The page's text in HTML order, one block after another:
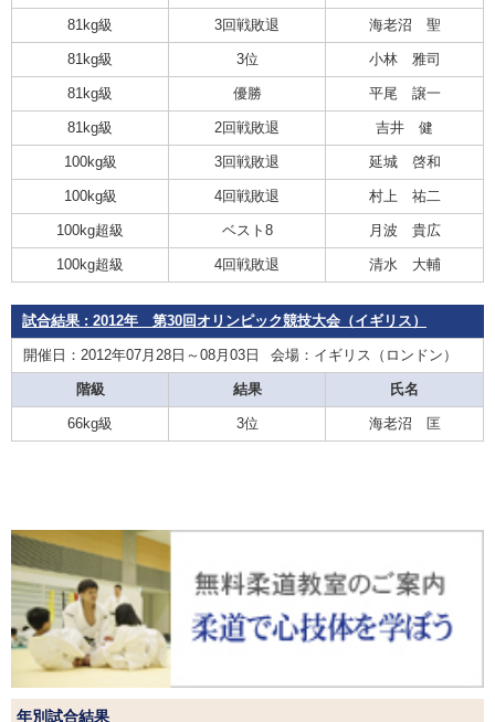
81kg級 3回戦敗退 海老沼 聖
81kg級 3位 小林 雅司
81kg級 優勝 平尾 譲一
81kg級 2回戦敗退 吉井 健
100kg級 3回戦敗退 延城 啓和
100kg級 4回戦敗退 村上 祐二
100kg超級 ベスト8 月波 貴広
100kg超級 4回戦敗退 清水 大輔
試合結果 : 2012年 第30回オリンピック競技大会（イギリス）
開催日：2012年07月28日～08月03日 会場：イギリス（ロンドン）
階級 結果 氏名
66kg級 3位 海老沼 匡
年別試合結果